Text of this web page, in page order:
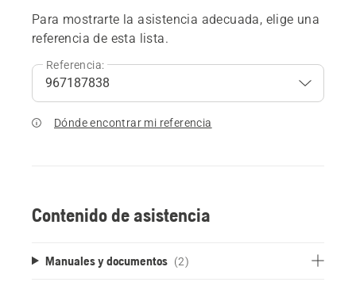
Para mostrarte la asistencia adecuada, elige una
referencia de esta lista.
Referencia:
Dónde encontrar mi referencia
Contenido de asistencia
Manuales y documentos (2)